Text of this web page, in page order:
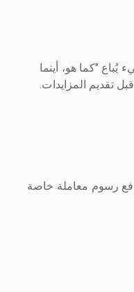
"كما هو، أينما
تقديم المزايدات.
رسوم معاملة خاصة